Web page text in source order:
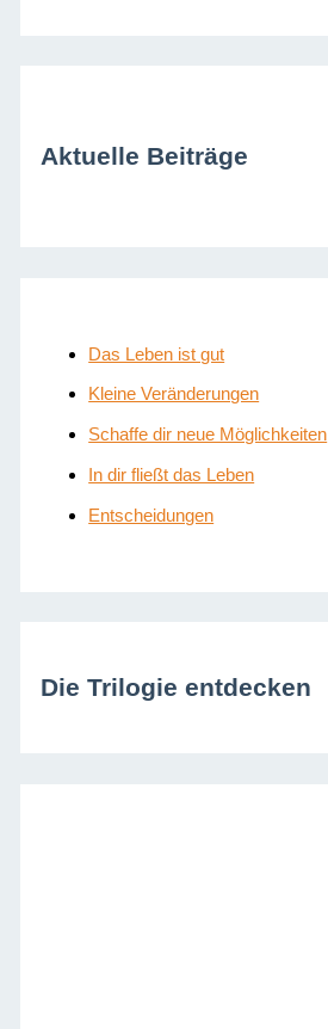
Aktuelle Beiträge
Das Leben ist gut
Kleine Veränderungen
Schaffe dir neue Möglichkeiten
In dir fließt das Leben
Entscheidungen
Die Trilogie entdecken